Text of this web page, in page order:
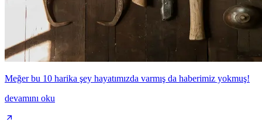
Meğer bu 10 harika şey hayatımızda varmış da haberimiz yokmuş!
devamını oku